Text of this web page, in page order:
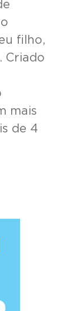
filho,
Criado
mais
de 4